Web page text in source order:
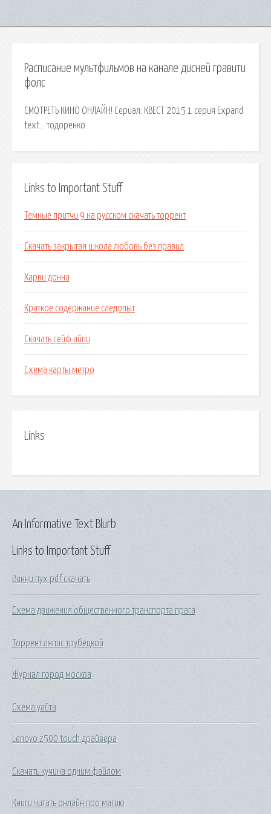
Расписание мультфильмов на канале дисней гравити
фолс
СМОТРЕТЬ КИНО ОНЛАЙН! Сериал: КВЕСТ 2015 1 серия Expand
text… тодоренко.
Links to Important Stuff
Темные притчи 9 на русском скачать торрент
Скачать закрытая школа любовь без правил
Харви донна
Краткое содержание следопыт
Скачать сейф айпи
Схема карты метро
Links
Links to Important Stuff
Винни пух pdf скачать
Схема движения общественного транспорта прага
Торрент ляпис трубецкой
Журнал город москва
Схема уайта
Lenovo z500 touch драйвера
Скачать кучина одним файлом
Книги читать онлайн про магию
An Informative Text Blurb